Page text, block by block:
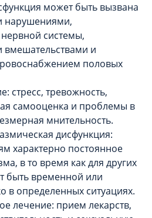
может быть вызвана
нарушениями,
системы,
вмешательствами и
половых
стресс, тревожность,
самооценка и проблемы в
мнительность.
дисфункция:
характерно постоянное
в то время как для других
быть временной или
в определенных ситуациях.
лечение: прием лекарств,